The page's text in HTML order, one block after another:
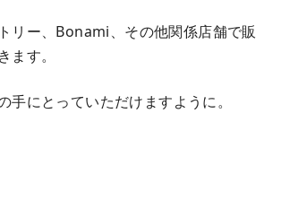
リー、Bonami、その他関係店舗で販
ます。
手にとっていただけますように。